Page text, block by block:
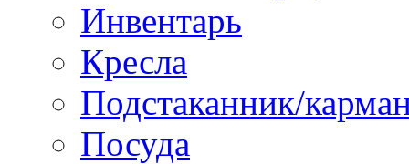
Инвентарь
Кресла
Подстаканник/
Посуда